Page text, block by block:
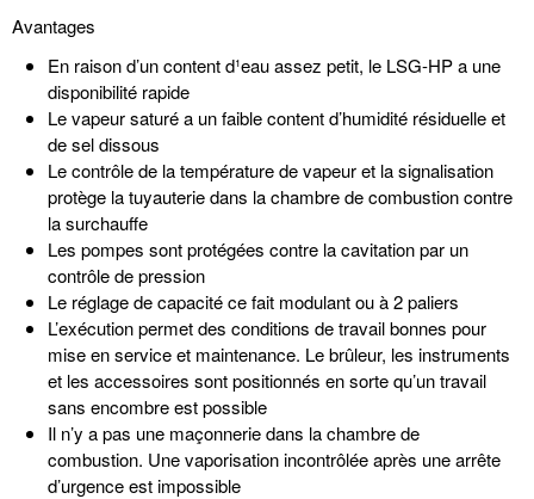
Avantages
En raison d’un content d¹eau assez petit, le LSG-HP a une
disponibilité rapide
Le vapeur saturé a un faible content d’humidité résiduelle et
de sel dissous
Le contrôle de la température de vapeur et la signalisation
protège la tuyauterie dans la chambre de combustion contre
la surchauffe
Les pompes sont protégées contre la cavitation par un
contrôle de pression
Le réglage de capacité ce fait modulant ou à 2 paliers
L’exécution permet des conditions de travail bonnes pour
mise en service et maintenance. Le brûleur, les instruments
et les accessoires sont positionnés en sorte qu’un travail
sans encombre est possible
Il n’y a pas une maçonnerie dans la chambre de
combustion. Une vaporisation incontrôlée après une arrête
d’urgence est impossible